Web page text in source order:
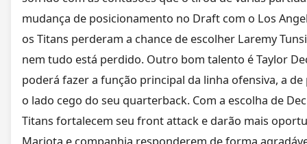
mudança de posicionamento no Draft com o Los
os Titans perderam a chance de escolher Laremy
nem tudo está perdido. Outro bom talento é Taylor
poderá fazer a função principal da linha ofensiva, a
o lado cego do seu quarterback. Com a escolha de
Titans fortalecem seu front attack e darão mais